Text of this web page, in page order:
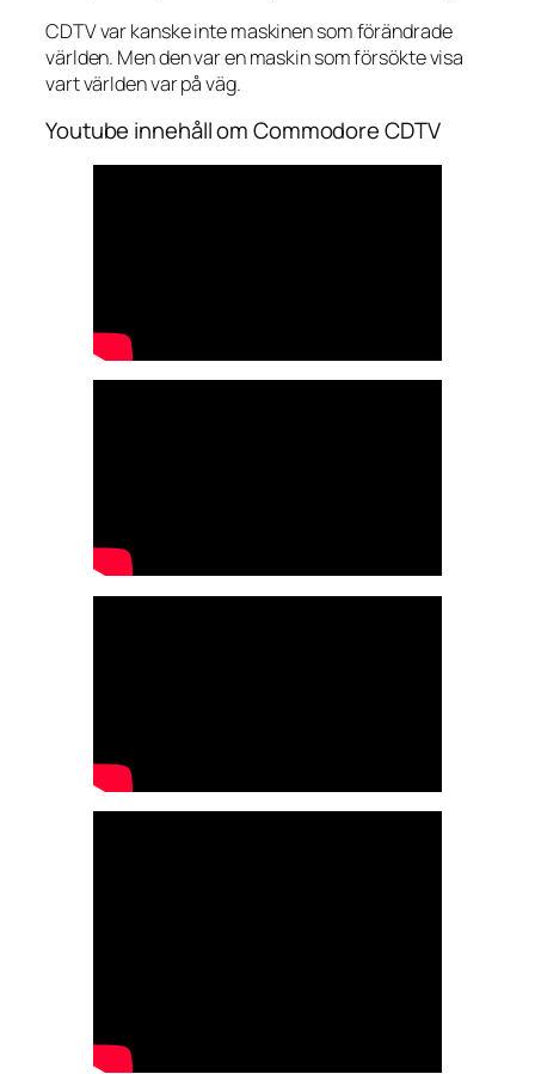
CDTV var kanske inte maskinen som förändrade
världen. Men den var en maskin som försökte visa
vart världen var på väg.
Youtube innehåll om Commodore CDTV